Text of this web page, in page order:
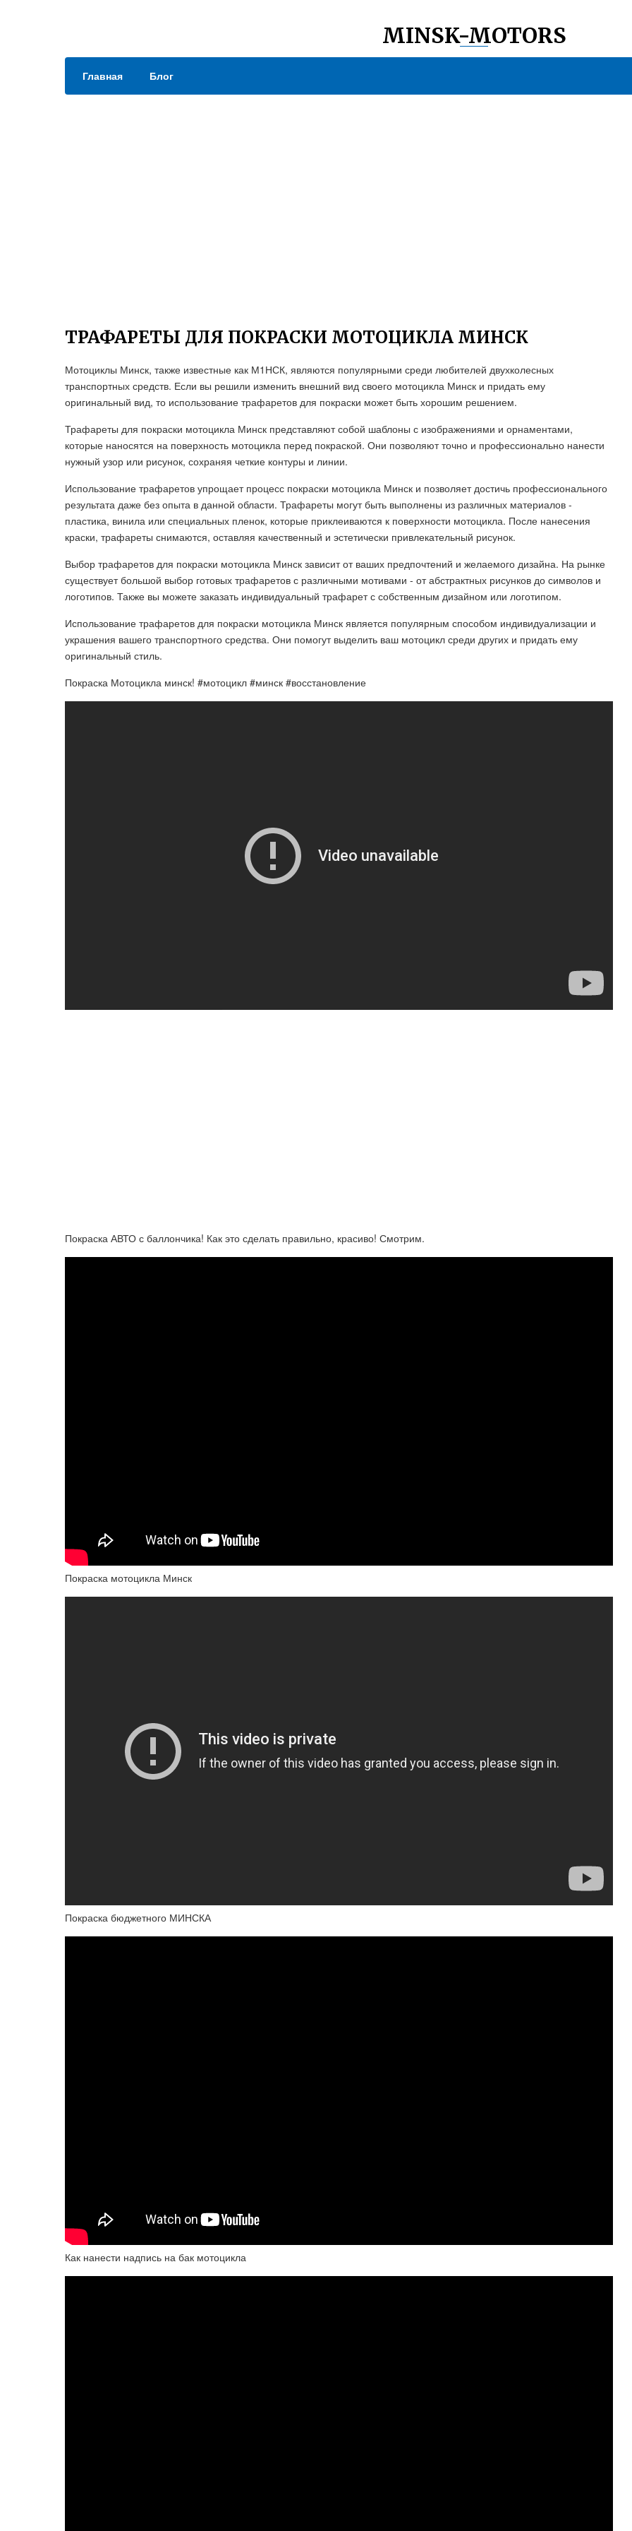
MINSK-MOTORS
Главная Блог
ТРАФАРЕТЫ ДЛЯ ПОКРАСКИ МОТОЦИКЛА МИНСК
Мотоциклы Минск, также известные как М1НСК, являются популярными среди любителей двухколесных
транспортных средств. Если вы решили изменить внешний вид своего мотоцикла Минск и придать ему
оригинальный вид, то использование трафаретов для покраски может быть хорошим решением.
Трафареты для покраски мотоцикла Минск представляют собой шаблоны с изображениями и орнаментами,
которые наносятся на поверхность мотоцикла перед покраской. Они позволяют точно и профессионально нанести
нужный узор или рисунок, сохраняя четкие контуры и линии.
Использование трафаретов упрощает процесс покраски мотоцикла Минск и позволяет достичь профессионального
результата даже без опыта в данной области. Трафареты могут быть выполнены из различных материалов -
пластика, винила или специальных пленок, которые приклеиваются к поверхности мотоцикла. После нанесения
краски, трафареты снимаются, оставляя качественный и эстетически привлекательный рисунок.
Выбор трафаретов для покраски мотоцикла Минск зависит от ваших предпочтений и желаемого дизайна. На рынке
существует большой выбор готовых трафаретов с различными мотивами - от абстрактных рисунков до символов и
логотипов. Также вы можете заказать индивидуальный трафарет с собственным дизайном или логотипом.
Использование трафаретов для покраски мотоцикла Минск является популярным способом индивидуализации и
украшения вашего транспортного средства. Они помогут выделить ваш мотоцикл среди других и придать ему
оригинальный стиль.
Покраска Мотоцикла минск! #мотоцикл #минск #восстановление
Покраска АВТО с баллончика! Как это сделать правильно, красиво! Смотрим.
Покраска мотоцикла Минск
Покраска бюджетного МИНСКА
Как нанести надпись на бак мотоцикла